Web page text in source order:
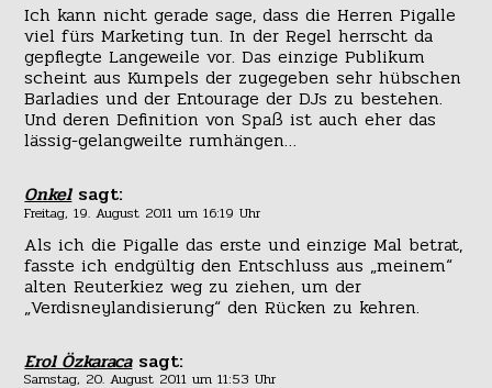
Ich kann nicht gerade sage, dass die Herren Pigalle
viel fürs Marketing tun. In der Regel herrscht da
gepflegte Langeweile vor. Das einzige Publikum
scheint aus Kumpels der zugegeben sehr hübschen
Barladies und der Entourage der DJs zu bestehen.
Und deren Definition von Spaß ist auch eher das
lässig-gelangweilte rumhängen…
Onkel sagt:
Freitag, 19. August 2011 um 16:19 Uhr
Als ich die Pigalle das erste und einzige Mal betrat,
fasste ich endgültig den Entschluss aus „meinem“
alten Reuterkiez weg zu ziehen, um der
„Verdisneylandisierung“ den Rücken zu kehren.
Erol Özkaraca sagt:
Samstag, 20. August 2011 um 11:53 Uhr